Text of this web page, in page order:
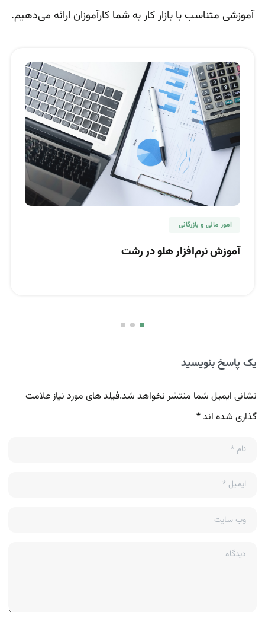
آموزشی متناسب با بازار کار به شما کارآموزان ارائه می‌دهیم.
امور مالی و بازرگانی
آموزش نرم‌افزار هلو در رشت
یک پاسخ بنویسید
نشانی ایمیل شما منتشر نخواهد شد.فیلد های مورد نیاز علامت
گذاری شده اند *
نام*
ایمیل*
وب سایت
دیدگاه